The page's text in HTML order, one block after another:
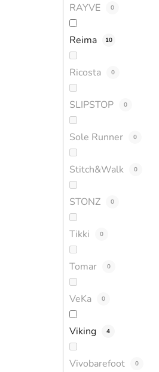
RAYVE 0
Reima 10
Ricosta 0
SLIPSTOP 0
Sole Runner 0
Stitch&Walk 0
STONZ 0
Tikki 0
Tomar 0
VeKa 0
Viking 4
Vivobarefoot 0